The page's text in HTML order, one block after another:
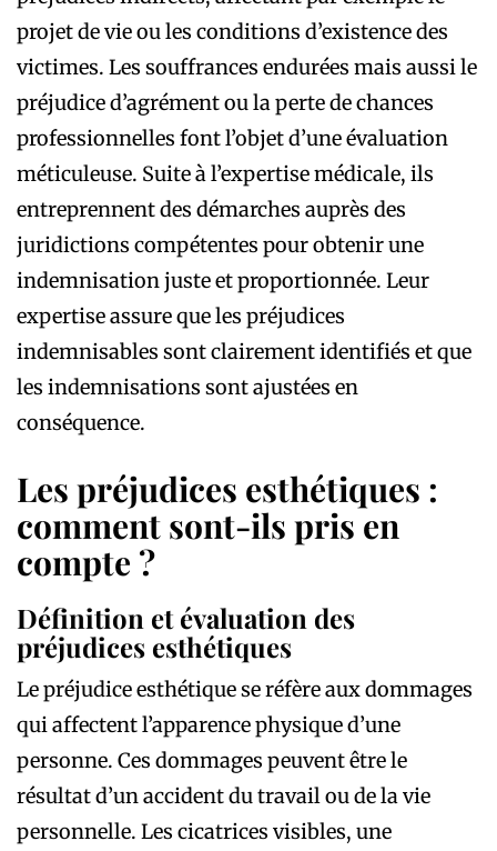
projet de vie ou les conditions d’existence des
victimes. Les souffrances endurées mais aussi le
préjudice d’agrément ou la perte de chances
professionnelles font l’objet d’une évaluation
méticuleuse. Suite à l’expertise médicale, ils
entreprennent des démarches auprès des
juridictions compétentes pour obtenir une
indemnisation juste et proportionnée. Leur
expertise assure que les préjudices
indemnisables sont clairement identifiés et que
les indemnisations sont ajustées en
conséquence.
Les préjudices esthétiques :
comment sont-ils pris en
compte ?
Définition et évaluation des
préjudices esthétiques
Le préjudice esthétique se réfère aux dommages
qui affectent l’apparence physique d’une
personne. Ces dommages peuvent être le
résultat d’un accident du travail ou de la vie
personnelle. Les cicatrices visibles, une